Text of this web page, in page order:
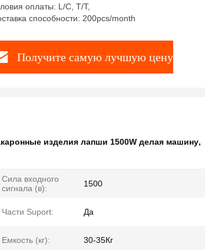
оплаты: L/C, T/T,
способности: 200pcs/month
Получите самую лучшую цену
изделия лапши 1500W делая машину,
Сила входного
сигнала (в):
1500
Части Suport: Да
Емкость (кг): 30-35Кг